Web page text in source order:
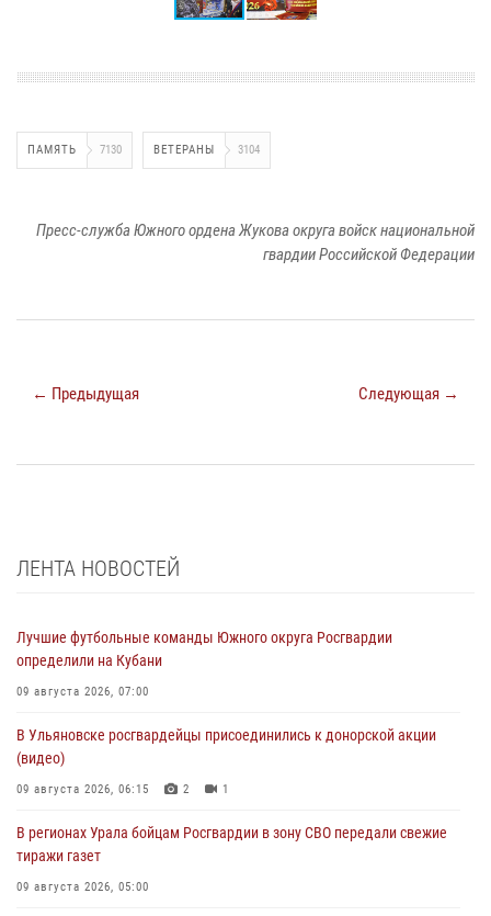
ПАМЯТЬ 7130 ВЕТЕРАНЫ 3104
Пресс-служба Южного ордена Жукова округа войск национальной
гвардии Российской Федерации
← Предыдущая Следующая →
ЛЕНТА НОВОСТЕЙ
Лучшие футбольные команды Южного округа Росгвардии
определили на Кубани
09 августа 2026, 07:00
В Ульяновске росгвардейцы присоединились к донорской акции
(видео)
09 августа 2026, 06:15 2 1
В регионах Урала бойцам Росгвардии в зону СВО передали свежие
тиражи газет
09 августа 2026, 05:00